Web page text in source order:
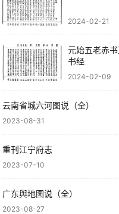
2024-02-21
元始五老赤
书经
2024-02-09
云南省城六河图说（全）
2023-08-31
重刊江宁府志
2023-07-10
广东舆地图说（全）
2023-08-27